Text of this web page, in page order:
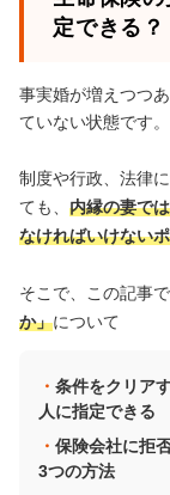
注意が必要
定できる？
事実婚が増えつつ
ていない状態です。
制度や行政、法律
ても、 内縁の妻で
なければいけない
そこで、この記事
か」について
条件をクリア
人に指定できる
保険会社に拒
3つの方法